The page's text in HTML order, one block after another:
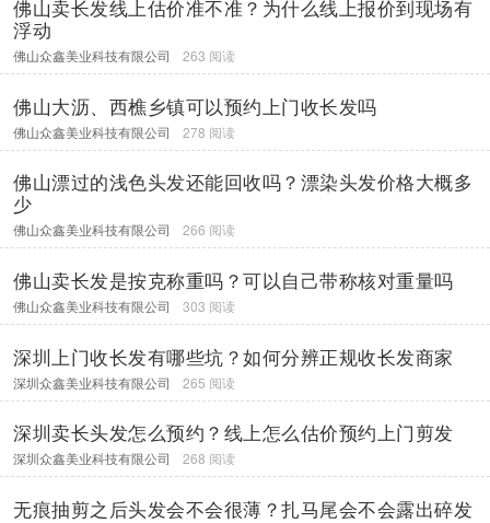
佛山卖长发线上估价准不准？为什么线上报价到现场有
浮动
佛山众鑫美业科技有限公司 263 阅读
佛山大沥、西樵乡镇可以预约上门收长发吗
佛山众鑫美业科技有限公司 278 阅读
佛山漂过的浅色头发还能回收吗？漂染头发价格大概多
少
佛山众鑫美业科技有限公司 266 阅读
佛山卖长发是按克称重吗？可以自己带称核对重量吗
佛山众鑫美业科技有限公司 303 阅读
深圳上门收长发有哪些坑？如何分辨正规收长发商家
深圳众鑫美业科技有限公司 265 阅读
深圳卖长头发怎么预约？线上怎么估价预约上门剪发
深圳众鑫美业科技有限公司 268 阅读
无痕抽剪之后头发会不会很薄？扎马尾会不会露出碎发